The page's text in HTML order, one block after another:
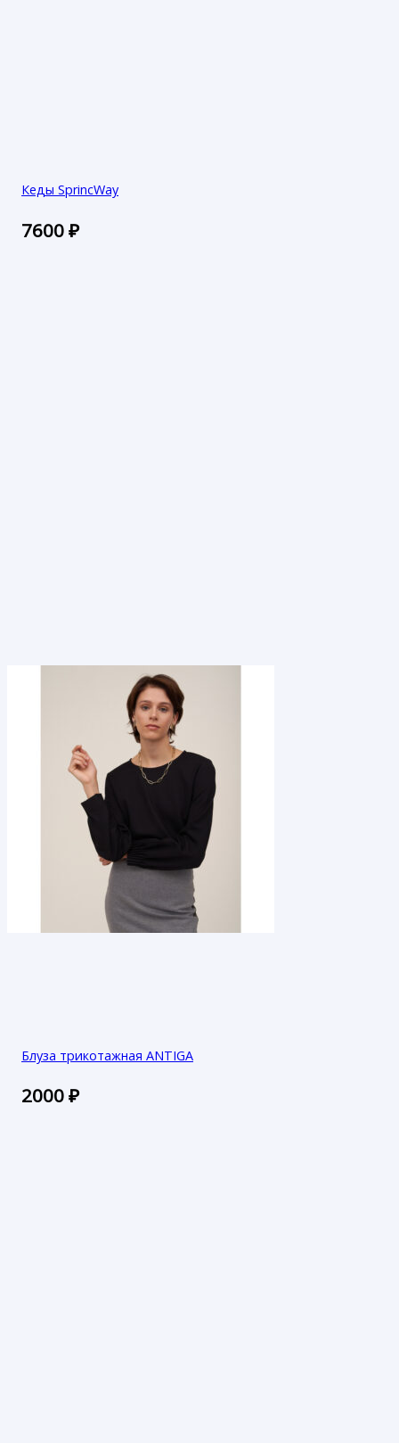
Кеды SprincWay
7600₽
Блуза трикотажная ANTIGA
2000₽